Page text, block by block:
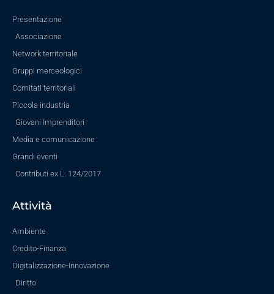
Presentazione
Associazione
Network territoriale
Gruppi merceologici
Comitati territoriali
Piccola industria
Giovani Imprenditori
Media e comunicazione
Grandi eventi
Contributi ex L. 124/2017
Attività
Ambiente
Credito-Finanza
Digitalizzazione-Innovazione
Diritto